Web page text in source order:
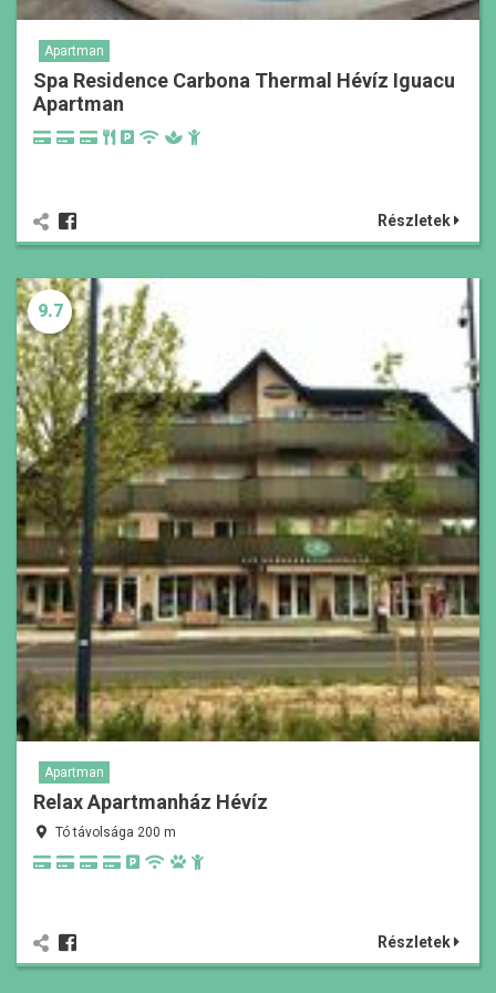
Apartman
Spa Residence Carbona Thermal Hévíz Iguacu
Apartman
Részletek
9.7
Apartman
Relax Apartmanház Hévíz
Tó távolsága 200 m
Részletek